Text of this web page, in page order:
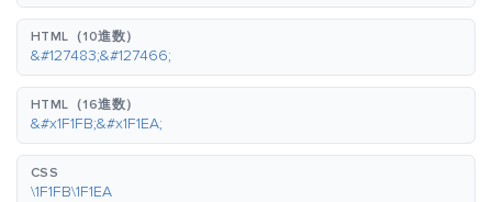
HTML（10進数）
&#127483;&#127466;
HTML（16進数）
&#x1F1FB;&#x1F1EA;
CSS
\1F1FB\1F1EA